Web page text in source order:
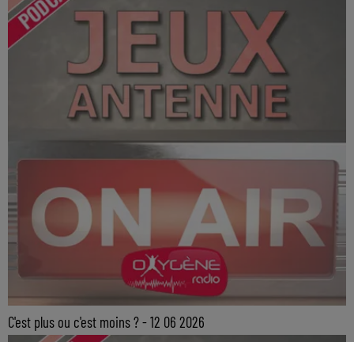
C'est plus ou c'est moins ? - 12 06 2026